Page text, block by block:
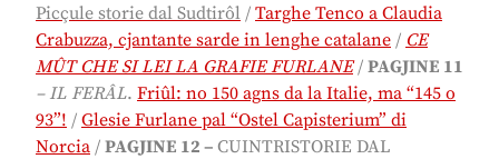
Picçule storie dal Sudtirôl / Targhe Tenco a Claudia
Crabuzza, cjantante sarde in lenghe catalane / CE
MÛT CHE SI LEI LA GRAFIE FURLANE / PAGJINE 11
– IL FERÂL. Friûl: no 150 agns da la Italie, ma “145 o
93”! / Glesie Furlane pal “Ostel Capisterium” di
Norcia / PAGJINE 12 – CUINTRISTORIE DAL